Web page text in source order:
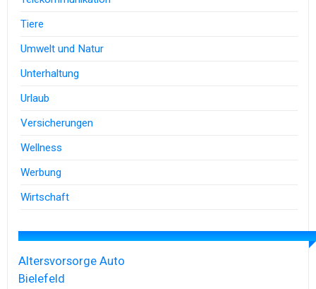
Tiere
Umwelt und Natur
Unterhaltung
Urlaub
Versicherungen
Wellness
Werbung
Wirtschaft
Altersvorsorge Auto
Bielefeld